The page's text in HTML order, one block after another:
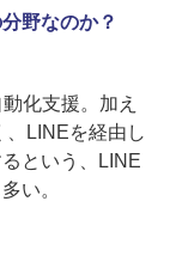
野なのか？
化支援。加え
LINEを経由し
という、LINE
い。